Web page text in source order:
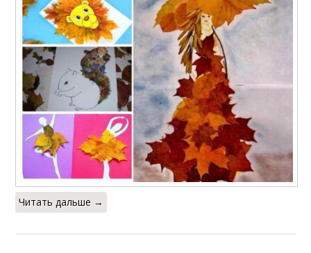
Читать дальше →